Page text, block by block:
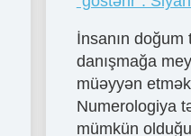
İnsanın
danışmağa
müəyyən
Numerologiya
mümkün